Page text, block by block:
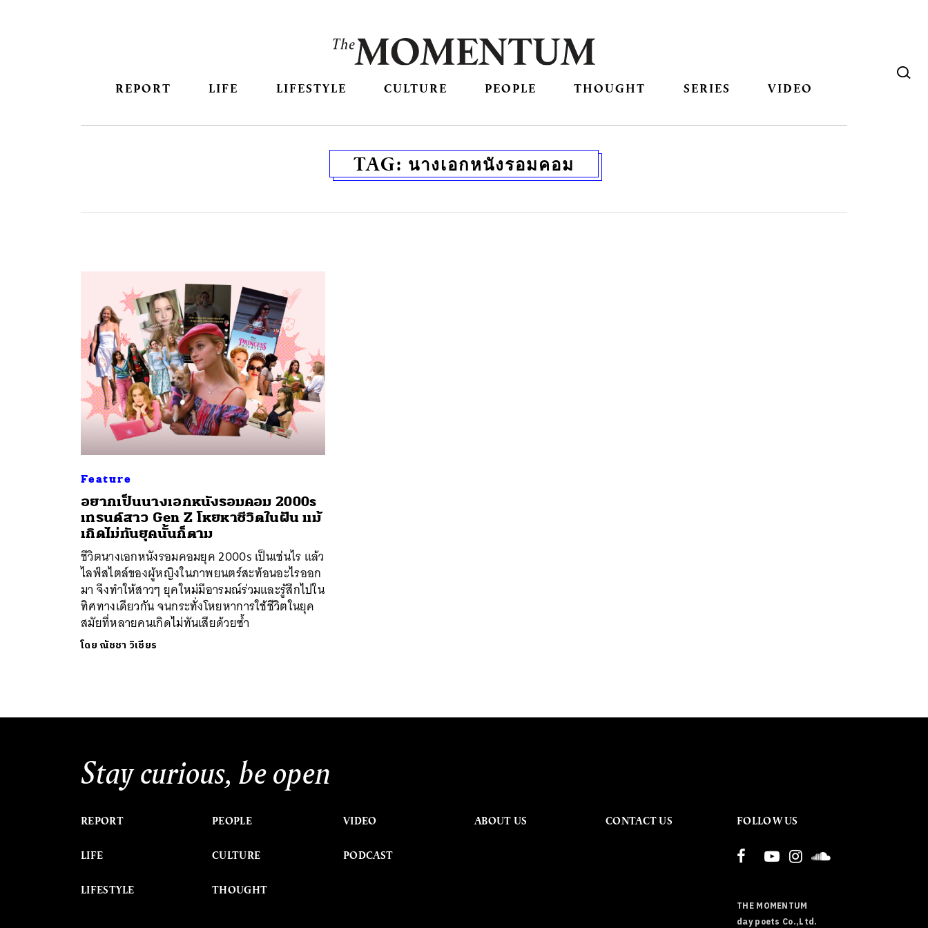
REPORT LIFE LIFESTYLE CULTURE PEOPLE THOUGHT SERIES VIDEO
TAG: นางเอกหนังรอมคอม
Feature
อยากเป็นนางเอกหนังรอมคอม 2000s
เทรนด์สาว Gen Z โหยหาชีวิตในฝัน แม้
เกิดไม่ทันยุคนั้นก็ตาม
ชีวิตนางเอกหนังรอมคอมยุค 2000s เป็นเช่นไร แล้ว
ไลฟ์สไตล์ของผู้หญิงในภาพยนตร์สะท้อนอะไรออก
มา จึงทำให้สาวๆ ยุคใหม่มีอารมณ์ร่วมและรู้สึกไปใน
ทิศทางเดียวกัน จนกระทั่งโหยหาการใช้ชีวิตในยุค
สมัยที่หลายคนเกิดไม่ทันเสียด้วยซ้ำ
โดย ณัชชา วิเชียร
Stay curious, be open
REPORT
LIFE
LIFESTYLE
PEOPLE
CULTURE
THOUGHT
VIDEO
PODCAST
ABOUT US CONTACT US FOLLOW US
THE MOMENTUM
day poets Co.,Ltd.